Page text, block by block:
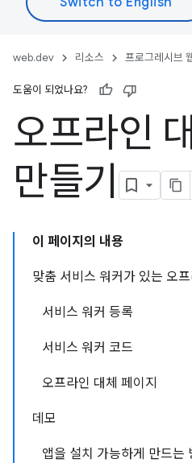
web.dev 리소스 프로그레시브
도움이 되었나요?
오프라인
만들기
이 페이지의 내용
맞춤 서비스 워커가 있는 오
서비스 워커 등록
서비스 워커 코드
오프라인 대체 페이지
데모
앱을 설치 가능하게 만드는